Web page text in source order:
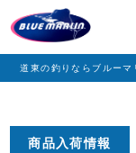
道東の釣りならブルー
商品入荷情報